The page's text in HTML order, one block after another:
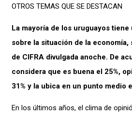
OTROS TEMAS QUE SE DESTACAN
La mayoría de los uruguayos tiene
sobre la situación de la economía,
de CIFRA divulgada anoche. De
considera que es buena el 25%,
31% y la ubica en un punto medio
En los últimos años, el clima de